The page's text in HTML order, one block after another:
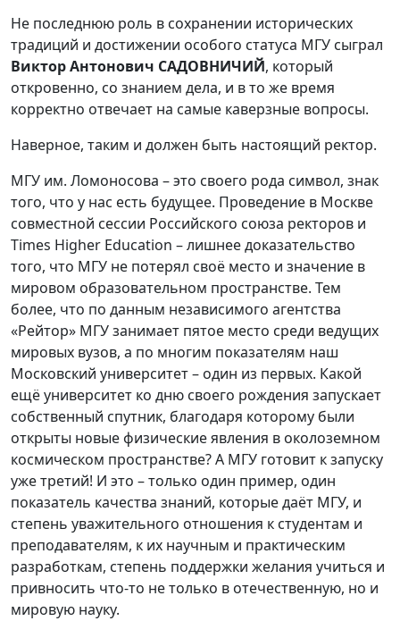
Не последнюю роль в сохранении исторических
традиций и достижении особого статуса МГУ сыграл
Виктор Антонович САДОВНИЧИЙ, который
откровенно, со знанием дела, и в то же время
корректно отвечает на самые каверзные вопросы.
Наверное, таким и должен быть настоящий ректор.
МГУ им. Ломоносова – это своего рода символ, знак
того, что у нас есть будущее. Проведение в Москве
совместной сессии Российского союза ректоров и
Times Higher Education – лишнее доказательство
того, что МГУ не потерял своё место и значение в
мировом образовательном пространстве. Тем
более, что по данным независимого агентства
«Рейтор» МГУ занимает пятое место среди ведущих
мировых вузов, а по многим показателям наш
Московский университет – один из первых. Какой
ещё университет ко дню своего рождения запускает
собственный спутник, благодаря которому были
открыты новые физические явления в околоземном
космическом пространстве? А МГУ готовит к запуску
уже третий! И это – только один пример, один
показатель качества знаний, которые даёт МГУ, и
степень уважительного отношения к студентам и
преподавателям, к их научным и практическим
разработкам, степень поддержки желания учиться и
привносить что-то не только в отечественную, но и
мировую науку.